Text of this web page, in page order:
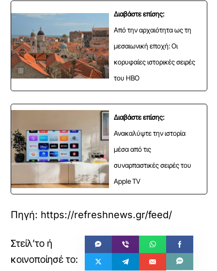
Διαβάστε επίσης:
Από την αρχαιότητα ως τη
μεσαιωνική εποχή: Οι
κορυφαίες ιστορικές σειρές
του HBO
Διαβάστε επίσης:
Ανακαλύψτε την ιστορία
μέσα από τις
συναρπαστικές σειρές του
Apple TV
Πηγή: https://refreshnews.gr/feed/